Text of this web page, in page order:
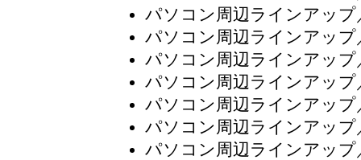
パソコン周辺ラインアップ
パソコン周辺ラインアップ
パソコン周辺ラインアップ
パソコン周辺ラインアップ
パソコン周辺ラインアップ
パソコン周辺ラインアップ
パソコン周辺ラインアップ